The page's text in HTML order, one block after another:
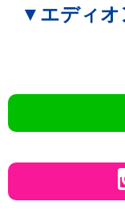
▼エディオ